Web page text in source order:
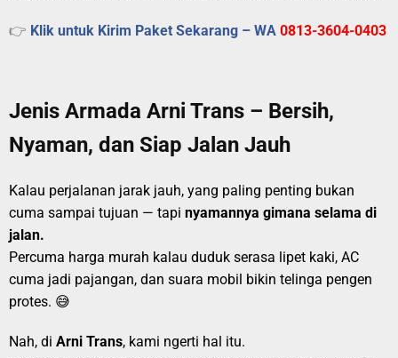
👉 Klik untuk Kirim Paket Sekarang – WA 0813-3604-0403
Jenis Armada Arni Trans – Bersih,
Nyaman, dan Siap Jalan Jauh
Kalau perjalanan jarak jauh, yang paling penting bukan
cuma sampai tujuan — tapi nyamannya gimana selama di
jalan.
Percuma harga murah kalau duduk serasa lipet kaki, AC
cuma jadi pajangan, dan suara mobil bikin telinga pengen
protes. 😅
Nah, di Arni Trans, kami ngerti hal itu.